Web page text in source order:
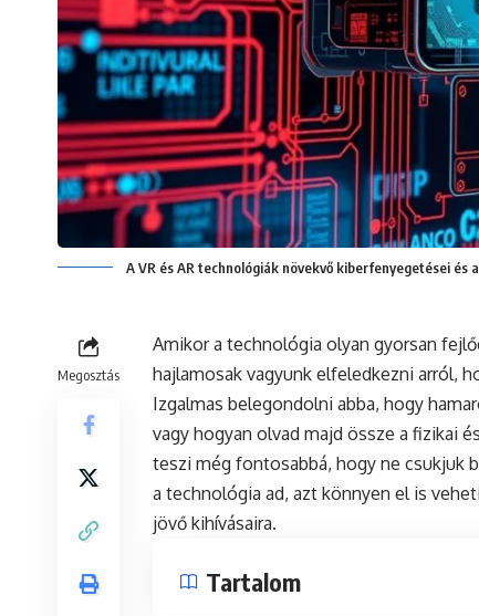
A VR és AR technológiák növekvő kiberfenyegetései
Megosztás
Amikor a technológia olyan gyorsan
hajlamosak vagyunk elfeledkezni arról,
Izgalmas belegondolni abba, hogy
vagy hogyan olvad majd össze a fizikai
teszi még fontosabbá, hogy ne csukjuk
a technológia ad, azt könnyen el is
jövő kihívásaira.
Tartalom